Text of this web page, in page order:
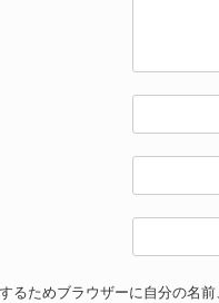
るためブラウザーに自分の名